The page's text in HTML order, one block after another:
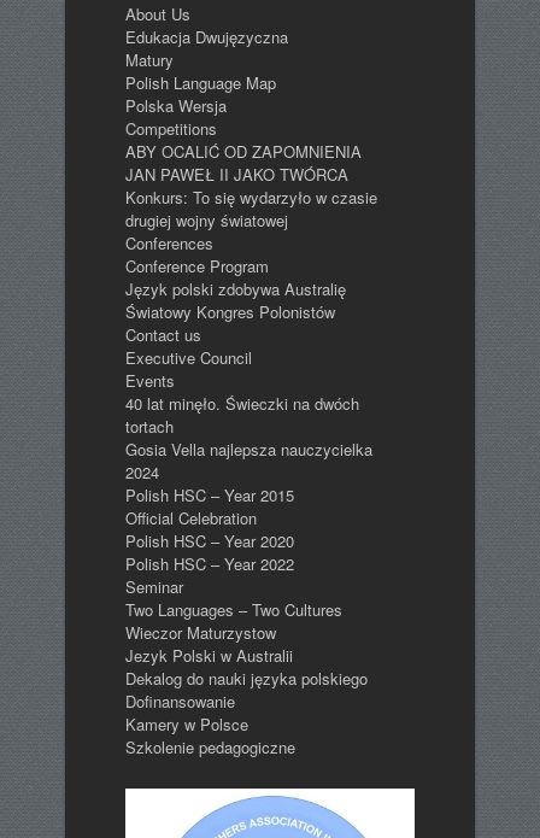
About Us
Edukacja Dwujęzyczna
Matury
Polish Language Map
Polska Wersja
Competitions
ABY OCALIĆ OD ZAPOMNIENIA
JAN PAWEŁ II JAKO TWÓRCA
Konkurs: To się wydarzyło w czasie
drugiej wojny światowej
Conferences
Conference Program
Język polski zdobywa Australię
Światowy Kongres Polonistów
Contact us
Executive Council
Events
40 lat minęło. Świeczki na dwóch
tortach
Gosia Vella najlepsza nauczycielka
2024
Polish HSC – Year 2015
Official Celebration
Polish HSC – Year 2020
Polish HSC – Year 2022
Seminar
Two Languages – Two Cultures
Wieczor Maturzystow
Jezyk Polski w Australii
Dekalog do nauki języka polskiego
Dofinansowanie
Kamery w Polsce
Szkolenie pedagogiczne